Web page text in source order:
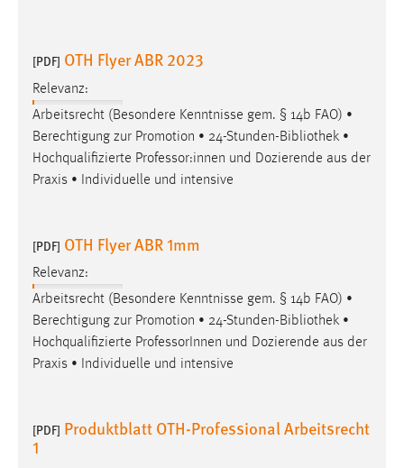
[PDF] OTH Flyer ABR 2023
Relevanz:
Arbeitsrecht (Besondere Kenntnisse gem. § 14b FAO) •
Berechtigung zur Promotion • 24-Stunden-Bibliothek •
Hochqualifizierte Professor:innen und Dozierende aus der
Praxis • Individuelle und intensive
[PDF] OTH Flyer ABR 1mm
Relevanz:
Arbeitsrecht (Besondere Kenntnisse gem. § 14b FAO) •
Berechtigung zur Promotion • 24-Stunden-Bibliothek •
Hochqualifizierte ProfessorInnen und Dozierende aus der
Praxis • Individuelle und intensive
[PDF] Produktblatt OTH-Professional Arbeitsrecht
1